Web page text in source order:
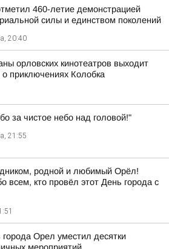
460-летие демонстрацией
силы и единством поколений
20:40
орловских кинотеатров выходит
приключениях Колобка
за чистое небо над головой!"
21:55
родной и любимый Орёл!
всем, кто провёл этот День города с
Орел уместил десятки